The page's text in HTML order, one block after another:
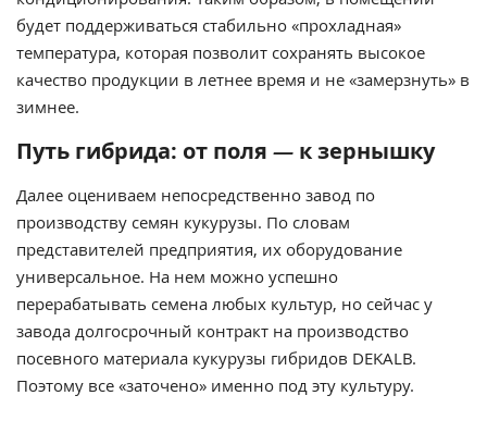
будет поддерживаться стабильно «прохладная»
температура, которая позволит сохранять высокое
качество продукции в летнее время и не «замерзнуть» в
зимнее.
Путь гибрида: от поля — к зернышку
Далее оцениваем непосредственно завод по
производству семян кукурузы. По словам
представителей предприятия, их оборудование
универсальное. На нем можно успешно
перерабатывать семена любых культур, но сейчас у
завода долгосрочный контракт на производство
посевного материала кукурузы гибридов DEKALB.
Поэтому все «заточено» именно под эту культуру.